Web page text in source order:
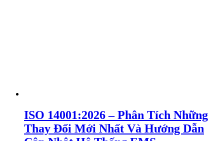
ISO 14001:2026 – Phân Tích Những
Thay Đổi Mới Nhất Và Hướng Dẫn